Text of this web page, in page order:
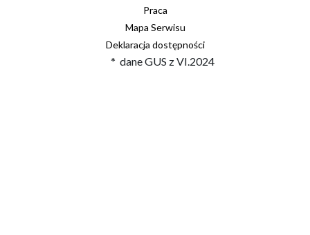
Praca
Mapa Serwisu
Deklaracja dostępności
* dane GUS z VI.2024